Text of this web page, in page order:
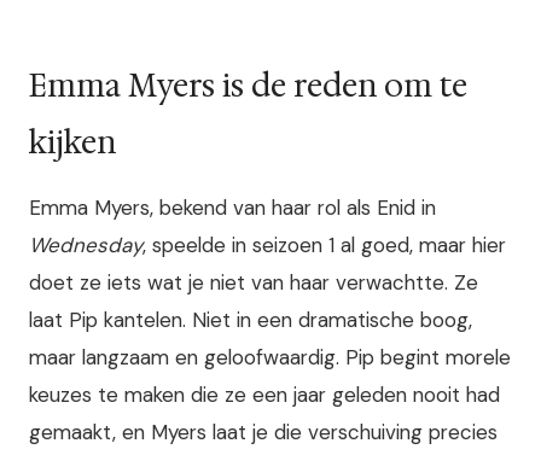
Emma Myers is de reden om te
kijken
Emma Myers, bekend van haar rol als Enid in
Wednesday, speelde in seizoen 1 al goed, maar hier
doet ze iets wat je niet van haar verwachtte. Ze
laat Pip kantelen. Niet in een dramatische boog,
maar langzaam en geloofwaardig. Pip begint morele
keuzes te maken die ze een jaar geleden nooit had
gemaakt, en Myers laat je die verschuiving precies